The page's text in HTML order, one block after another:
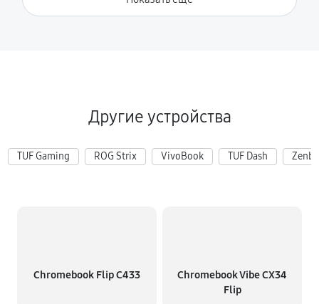
Другие устройства
TUF Gaming ROG Strix VivoBook TUF Dash
Chromebook Flip C433
Chromebook Vibe CX34
Flip